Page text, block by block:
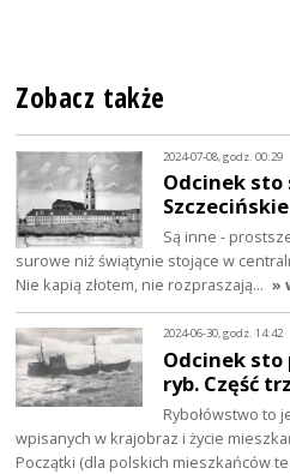
Zobacz także
2024-07-08, godz. 00:29
Odcinek sto
Są inne -
surowe niż świątynie stojące w
Nie kapią złotem, nie rozpraszają… »
2024-06-30, godz. 14:42
Odcinek sto
ryb. Część
Rybołówstwo to
wpisanych w krajobraz i życie
Początki (dla polskich mieszkańców